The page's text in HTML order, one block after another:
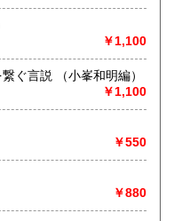
￥1,100
＜預言文学＞の世界 過去と未来を繋ぐ言説 （小峯和明編）
￥1,100
￥550
￥880